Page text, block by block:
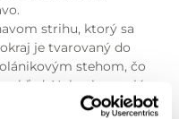
strihu, ktorý sa
je tvarovaný do
stehom, čo
Nohavice majú
dobre držia na